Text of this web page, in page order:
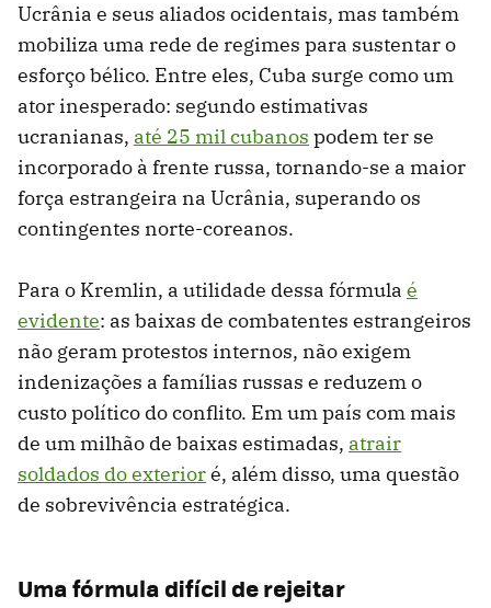
Ucrânia e seus aliados ocidentais, mas também
mobiliza uma rede de regimes para sustentar o
esforço bélico. Entre eles, Cuba surge como um
ator inesperado: segundo estimativas
ucranianas, até 25 mil cubanos podem ter se
incorporado à frente russa, tornando-se a maior
força estrangeira na Ucrânia, superando os
contingentes norte-coreanos.
Para o Kremlin, a utilidade dessa fórmula é
evidente: as baixas de combatentes estrangeiros
não geram protestos internos, não exigem
indenizações a famílias russas e reduzem o
custo político do conflito. Em um país com mais
de um milhão de baixas estimadas, atrair
soldados do exterioré, além disso, uma questão
de sobrevivência estratégica.
Uma fórmula difícil de rejeitar